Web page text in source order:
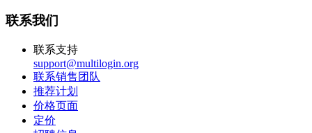
联系我们
联系支持
support@multilogin.org
联系销售团队
推荐计划
价格页面
定价